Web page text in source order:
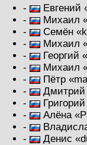
-
Евгений
-
Михаил
-
Семён
-
Михаил
-
Георгий
-
Михаил
-
Пётр
-
-
-
Алёна
-
-
Денис